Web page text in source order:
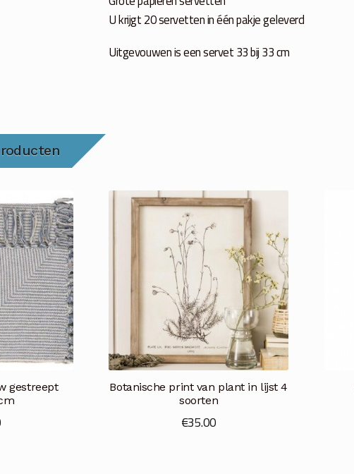
U krijgt 20 servetten in één pakje geleverd
Uitgevouwen is een servet 33 bij 33 cm
gestreept
Botanische print van plant in lijst 4
soorten
€35.00